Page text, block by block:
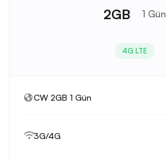
2GB 1 Gün
4G LTE
CW 2GB 1 Gün
3G/4G